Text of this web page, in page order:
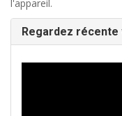
l'appareil.
Regardez récente